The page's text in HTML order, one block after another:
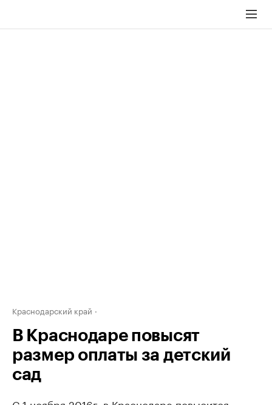
Краснодарский край
В Краснодаре повысят
размер оплаты за детский
сад